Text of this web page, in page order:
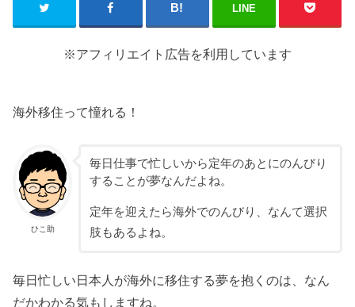
LINE
※アフィリエイト広告を利用しています
海外移住って憧れる！
ひこ助
毎日仕事で忙しいから定年のあとにのんびり
することが夢なんだよね。
定年を迎えたら海外でのんびり、なんて選択
肢もあるよね。
毎日忙しい日本人が海外に移住する夢を抱くのは、なん
だかわかる気もしますね。